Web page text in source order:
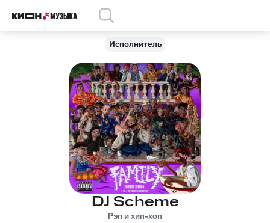
Исполнитель
DJ Scheme
Рэп и хип-хоп